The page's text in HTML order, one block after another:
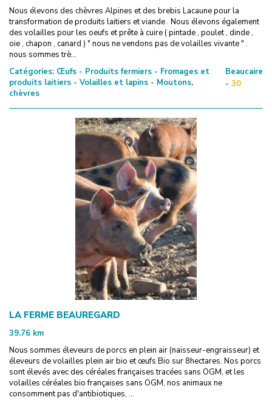
Nous élevons des chèvres Alpines et des brebis Lacaune pour la
transformation de produits laitiers et viande . Nous élevons également
des volailles pour les oeufs et prête à cuire ( pintade , poulet , dinde ,
oie , chapon , canard ) " nous ne vendons pas de volailles vivante " .
nous sommes trè...
Catégories: Œufs - Produits fermiers - Fromages et
produits laitiers - Volailles et lapins - Moutons,
chèvres
Beaucaire
- 30
LA FERME BEAUREGARD
39.76 km
Nous sommes éleveurs de porcs en plein air (naisseur-engraisseur) et
éleveurs de volailles plein air bio et œufs Bio sur 8hectares. Nos porcs
sont élevés avec des céréales françaises tracées sans OGM, et les
volailles céréales bio françaises sans OGM, nos animaux ne
consomment pas d'antibiotiques, ...